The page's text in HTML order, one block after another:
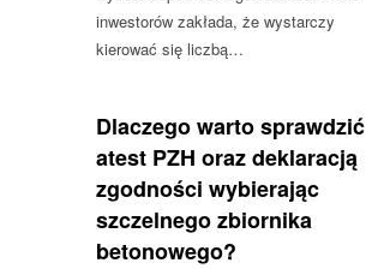
inwestorów zakłada, że wystarczy
kierować się liczbą…
Dlaczego warto sprawdzić
atest PZH oraz deklaracją
zgodności wybierając
szczelnego zbiornika
betonowego?